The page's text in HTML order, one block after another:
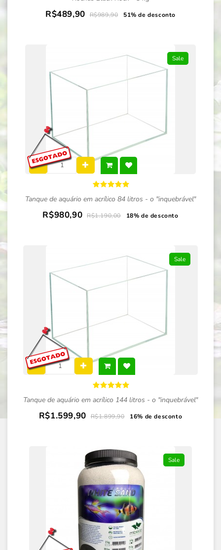
R$489,90 R$989,90 51% de desconto
Sale
Tanque de aquário em acrílico 84 litros - o "inquebrável"
R$980,90 R$1.190,00 18% de desconto
Sale
Tanque de aquário em acrílico 144 litros - o "inquebrável"
R$1.599,90 R$1.899,90 16% de desconto
Sale